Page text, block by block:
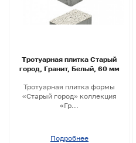
Тротуарная плитка Старый
город, Гранит, Белый, 60 мм
Тротуарная плитка формы
«Старый город» коллекция
«Гр...
Подробнее